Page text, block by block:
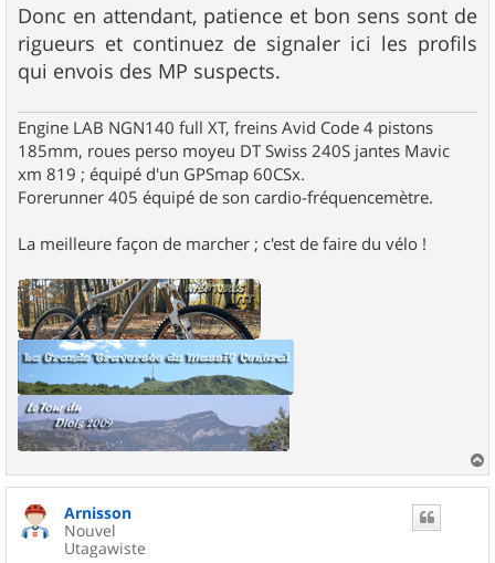
Donc en attendant, patience et bon sens sont de
rigueurs et continuez de signaler ici les profils
qui envois des MP suspects.
Engine LAB NGN140 full XT, freins Avid Code 4 pistons
185mm, roues perso moyeu DT Swiss 240S jantes Mavic
xm 819 ; équipé d'un GPSmap 60CSx.
Forerunner 405 équipé de son cardio-fréquencemètre.
La meilleure façon de marcher ; c'est de faire du vélo !
a
Arnisson
Nouvel
Utagawiste